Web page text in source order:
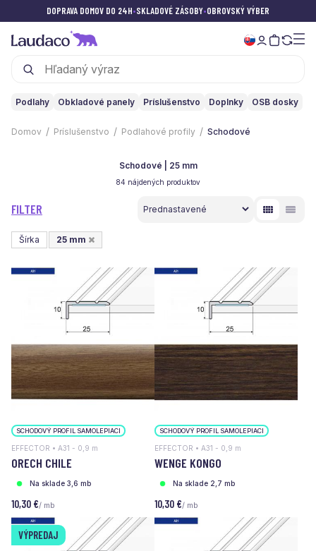
DOPRAVA DOMOV DO 24H•SKLADOVÉ ZÁSOBY•OBROVSKÝ VÝBER
Podlahy Obkladové panely Príslušenstvo Doplnky OSB dosky
Domov Príslušenstvo Podlahové profily Schodové
Schodové | 25 mm
84 nájdených produktov
FILTER
Šírka 25 mm
SCHODOVÝ PROFIL SAMOLEPIACI
EFFECTOR • A31 - 0,9 m
ORECH CHILE
Na sklade 3,6 mb
10,30 €/ mb
SCHODOVÝ PROFIL SAMOLEPIACI
EFFECTOR • A31 - 0,9 m
WENGE KONGO
Na sklade 2,7 mb
10,30 €/ mb
VÝPREDAJ